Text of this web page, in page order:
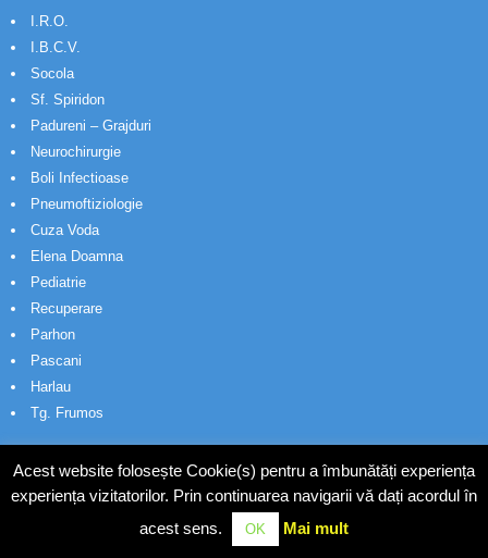
I.R.O.
I.B.C.V.
Socola
Sf. Spiridon
Padureni – Grajduri
Neurochirurgie
Boli Infectioase
Pneumoftiziologie
Cuza Voda
Elena Doamna
Pediatrie
Recuperare
Parhon
Pascani
Harlau
Tg. Frumos
© Wakatech
Acest website folosește Cookie(s) pentru a îmbunătăți experiența
experiența vizitatorilor. Prin continuarea navigarii vă dați acordul în
acest sens.
OK Mai mult